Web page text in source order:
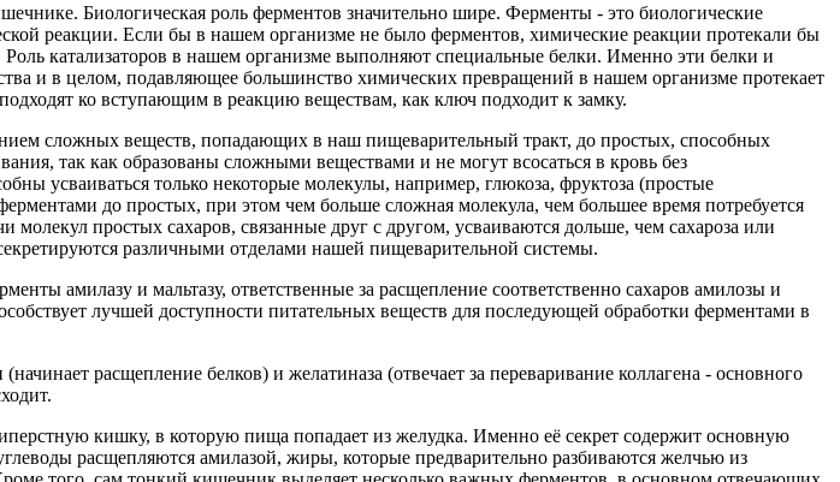
Биологическая роль ферментов значительно шире. Ферменты - это биологические
реакции. Если бы в нашем организме не было ферментов, химические реакции протекали бы
катализаторов в нашем организме выполняют специальные белки. Именно эти белки и
и в целом, подавляющее большинство химических превращений в нашем организме протекает
ко вступающим в реакцию веществам, как ключ подходит к замку.
сложных веществ, попадающих в наш пищеварительный тракт, до простых, способных
так как образованы сложными веществами и не могут всосаться в кровь без
усваиваться только некоторые молекулы, например, глюкоза, фруктоза (простые
до простых, при этом чем больше сложная молекула, чем большее время потребуется
простых сахаров, связанные друг с другом, усваиваются дольше, чем сахароза или
различными отделами нашей пищеварительной системы.
амилазу и мальтазу, ответственные за расщепление соответственно сахаров амилозы и
лучшей доступности питательных веществ для последующей обработки ферментами в
расщепление белков) и желатиназа (отвечает за переваривание коллагена - основного
кишку, в которую пища попадает из желудка. Именно её секрет содержит основную
расщепляются амилазой, жиры, которые предварительно разбиваются желчью из